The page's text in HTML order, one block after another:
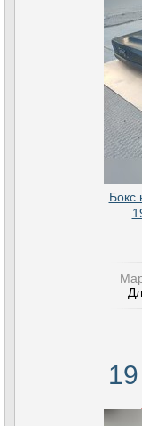
Бокс